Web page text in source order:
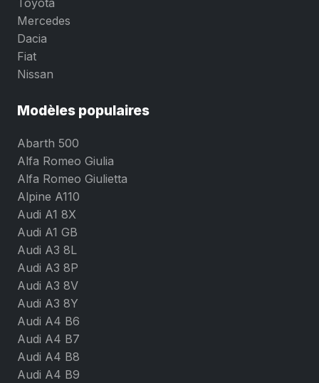
Toyota
Mercedes
Dacia
Fiat
Nissan
Modèles populaires
Abarth 500
Alfa Romeo Giulia
Alfa Romeo Giulietta
Alpine A110
Audi A1 8X
Audi A1 GB
Audi A3 8L
Audi A3 8P
Audi A3 8V
Audi A3 8Y
Audi A4 B6
Audi A4 B7
Audi A4 B8
Audi A4 B9